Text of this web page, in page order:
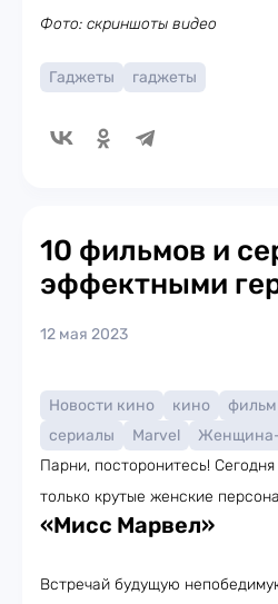
Фото: скриншоты видео
Гаджеты гаджеты
10 фильмов и
эффектными
12 мая 2023
Новости кино кино фильм
сериалы
Marvel
Парни, посторонитесь!
только крутые женские
«Мисс Марвел»
Встречай будущую